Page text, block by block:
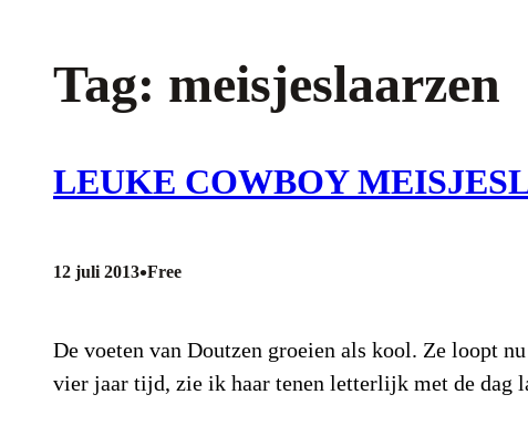
Tag: meisjeslaarzen
LEUKE COWBOY
12 juli 2013•Free
De voeten van Doutzen groeien als kool. Ze loopt
vier jaar tijd, zie ik haar tenen letterlijk met de dag